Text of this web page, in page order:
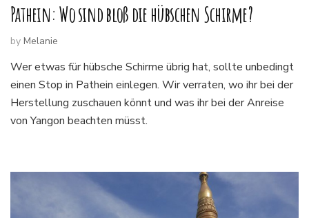
Pathein: Wo sind bloß die hübschen Schirme?
by Melanie
Wer etwas für hübsche Schirme übrig hat, sollte unbedingt
einen Stop in Pathein einlegen. Wir verraten, wo ihr bei der
Herstellung zuschauen könnt und was ihr bei der Anreise
von Yangon beachten müsst.